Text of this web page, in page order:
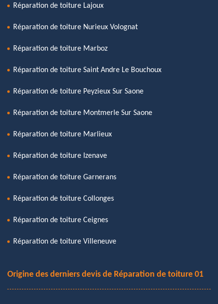
Réparation de toiture Lajoux
Réparation de toiture Nurieux Volognat
Réparation de toiture Marboz
Réparation de toiture Saint Andre Le Bouchoux
Réparation de toiture Peyzieux Sur Saone
Réparation de toiture Montmerle Sur Saone
Réparation de toiture Marlieux
Réparation de toiture Izenave
Réparation de toiture Garnerans
Réparation de toiture Collonges
Réparation de toiture Ceignes
Réparation de toiture Villeneuve
Origine des derniers devis de Réparation de toiture 01